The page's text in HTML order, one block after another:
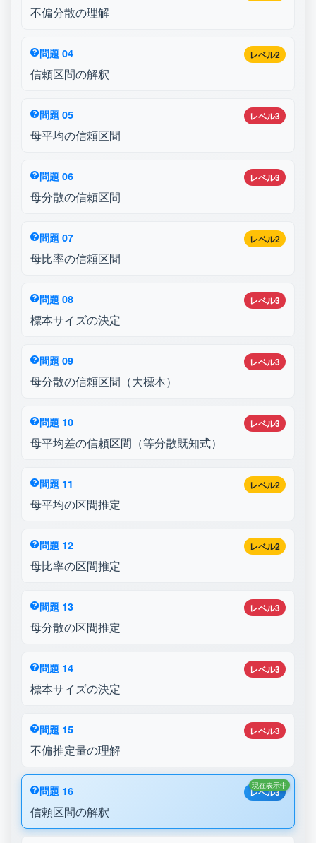
不偏分散の理解
レベル2
問題 04
信頼区間の解釈
レベル3
問題 05
母平均の信頼区間
レベル3
問題 06
母分散の信頼区間
レベル2
問題 07
母比率の信頼区間
レベル3
問題 08
標本サイズの決定
レベル3
問題 09
母分散の信頼区間（大標本）
レベル3
問題 10
母平均差の信頼区間（等分散既知式）
レベル2
問題 11
母平均の区間推定
レベル2
問題 12
母比率の区間推定
レベル3
問題 13
母分散の区間推定
レベル3
問題 14
標本サイズの決定
レベル3
問題 15
不偏推定量の理解
レベル3
問題 16
信頼区間の解釈
現在表示中